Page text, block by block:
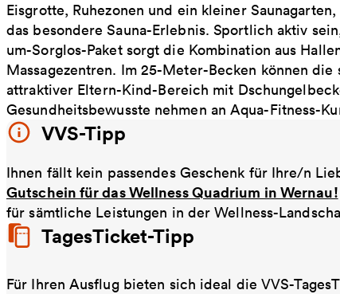
Eisgrotte, Ruhezonen und ein kleiner
das besondere Sauna-Erlebnis. Sportlich aktiv
um-Sorglos-Paket sorgt die Kombination aus
Massagezentren. Im 25-Meter-Becken können
attraktiver Eltern-Kind-Bereich mit
Gesundheitsbewusste nehmen an Aqua-Fitness-
VVS-Tipp
Ihnen fällt kein passendes Geschenk für Ihre/n
Gutschein für das Wellness Quadrium in Wernau!
für sämtliche Leistungen in der Wellness-
TagesTicket-Tipp
Für Ihren Ausflug bieten sich ideal die VVS-